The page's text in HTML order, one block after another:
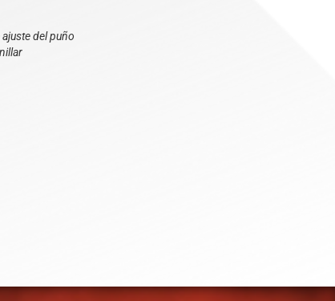
del puño